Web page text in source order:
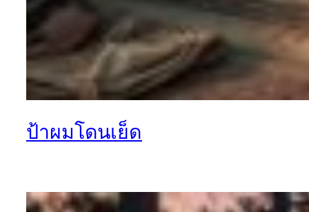
ป้าผมโดนเย็ด